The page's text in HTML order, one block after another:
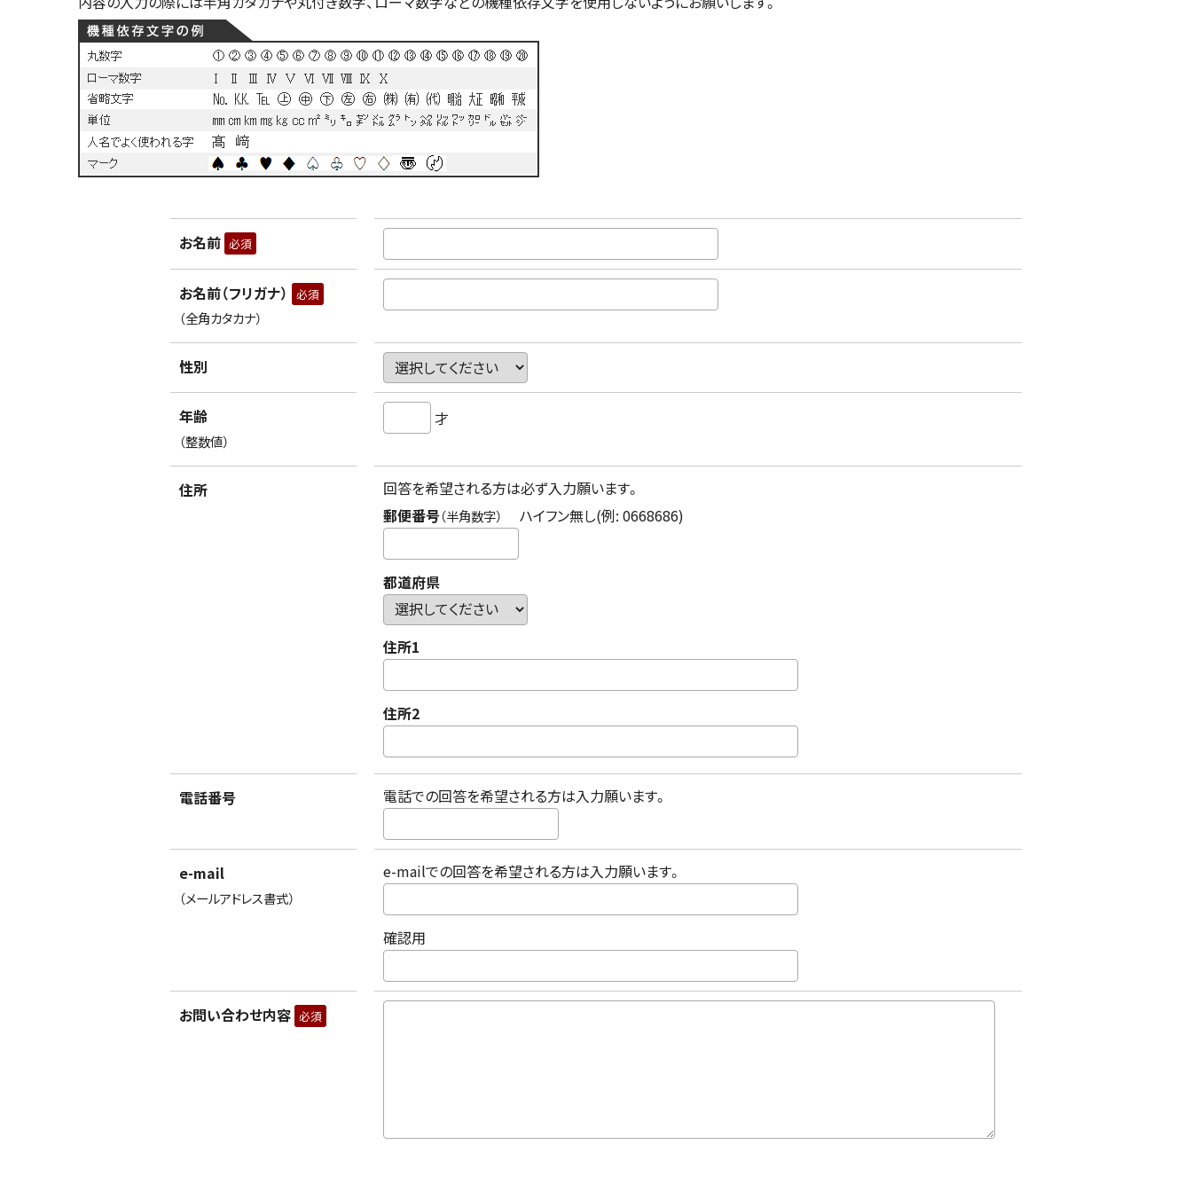
お名前 必須
お名前（フリガナ） 必須
（全角カタカナ）
性別
年齢
（整数値）
才
住所
回答を希望される方は必ず入力願います。
郵便番号（半角数字） ハイフン無し(例: 0668686)
都道府県
住所1
住所2
電話番号 電話での回答を希望される方は入力願います。
e-mail
（メールアドレス書式）
e-mailでの回答を希望される方は入力願います。
確認用
お問い合わせ内容 必須